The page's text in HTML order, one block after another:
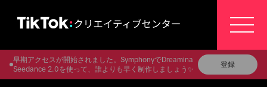
早期アクセスが開始されました。SymphonyでDreamina
Seedance 2.0を使って、誰よりも早く制作しましょう✨
登録